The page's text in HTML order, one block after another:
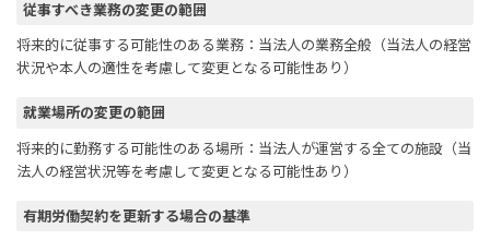
従事すべき業務の変更の範囲
将来的に従事する可能性のある業務：当法人の業務全般（当法人の経営
状況や本人の適性を考慮して変更となる可能性あり）
就業場所の変更の範囲
将来的に勤務する可能性のある場所：当法人が運営する全ての施設（当
法人の経営状況等を考慮して変更となる可能性あり）
有期労働契約を更新する場合の基準